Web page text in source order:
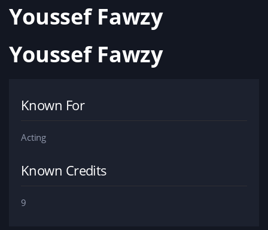
Youssef Fawzy
Youssef Fawzy
Known For
Acting
Known Credits
9